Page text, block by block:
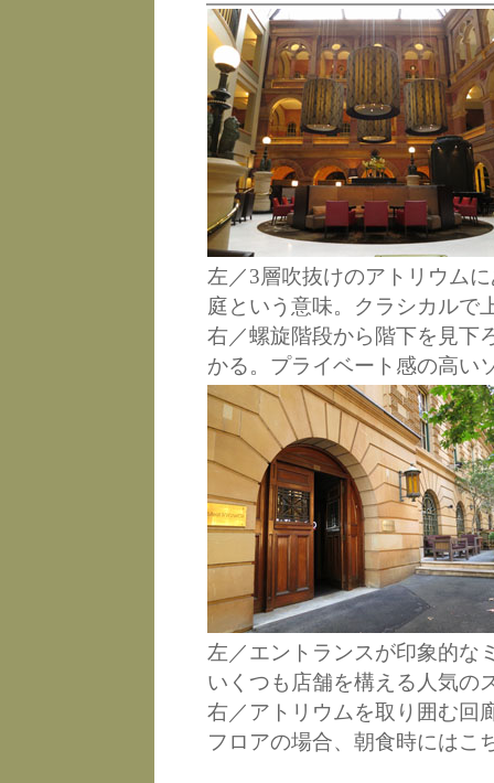
左／3層吹抜けのアトリウム
庭という意味。クラシカルで
右／螺旋階段から階下を見下
かる。プライベート感の高い
左／エントランスが印象的な
いくつも店舗を構える人気の
右／アトリウムを取り囲む回
フロアの場合、朝食時にはこ